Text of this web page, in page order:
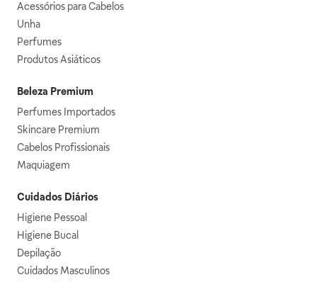
Acessórios para Cabelos
Unha
Perfumes
Produtos Asiáticos
Beleza Premium
Perfumes Importados
Skincare Premium
Cabelos Profissionais
Maquiagem
Cuidados Diários
Higiene Pessoal
Higiene Bucal
Depilação
Cuidados Masculinos